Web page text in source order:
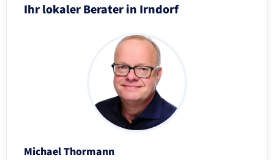
Ihr lokaler Berater in Irndorf
Michael Thormann